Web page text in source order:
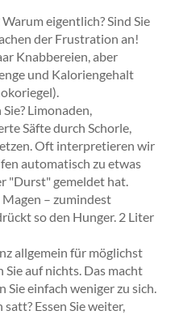
eigentlich? Sind Sie
der Frustration an!
Knabbereien, aber
und Kaloriengehalt
Limonaden,
Säfte durch Schorle,
Oft interpretieren wir
automatisch zu etwas
"Durst" gemeldet hat.
– zumindest
so den Hunger. 2 Liter
allgemein für möglichst
auf nichts. Das macht
Sie einfach weniger zu sich.
satt? Essen Sie weiter,